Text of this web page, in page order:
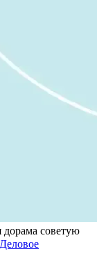
дорама советую
Деловое